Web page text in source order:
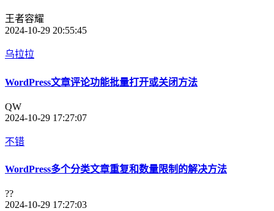
王者容耀
2024-10-29 20:55:45
乌拉拉
WordPress文章评论功能批量打开或关闭方法
QW
2024-10-29 17:27:07
不错
WordPress多个分类文章重复和数量限制的解决方法
??
2024-10-29 17:27:03